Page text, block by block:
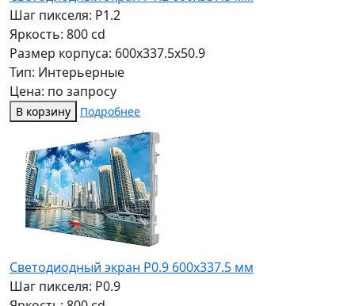
Шаг пикселя: P1.2
Яркость: 800 cd
Размер корпуса: 600x337.5x50.9
Тип: Интерьерные
Цена: по запросу
В корзину Подробнее
Светодиодный экран P0.9 600х337.5 мм
Шаг пикселя: P0.9